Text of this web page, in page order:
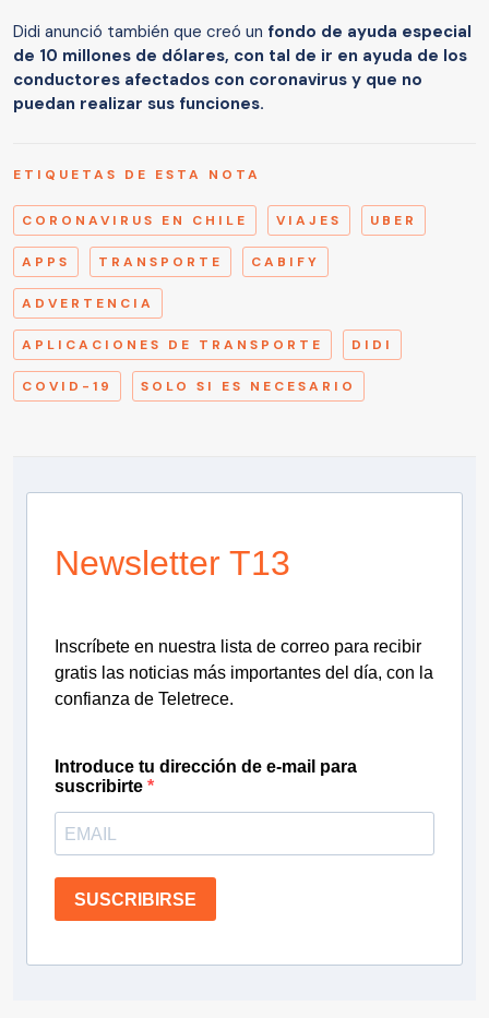
Didi anunció también que creó un fondo de ayuda especial
de 10 millones de dólares, con tal de ir en ayuda de los
conductores afectados con coronavirus y que no
puedan realizar sus funciones.
ETIQUETAS DE ESTA NOTA
CORONAVIRUS EN CHILE VIAJES UBER
APPS TRANSPORTE CABIFY
ADVERTENCIA
APLICACIONES DE TRANSPORTE DIDI
COVID-19 SOLO SI ES NECESARIO
Newsletter T13
Inscríbete en nuestra lista de correo para recibir
gratis las noticias más importantes del día, con la
confianza de Teletrece.
Introduce tu dirección de e-mail para
suscribirte
SUSCRIBIRSE